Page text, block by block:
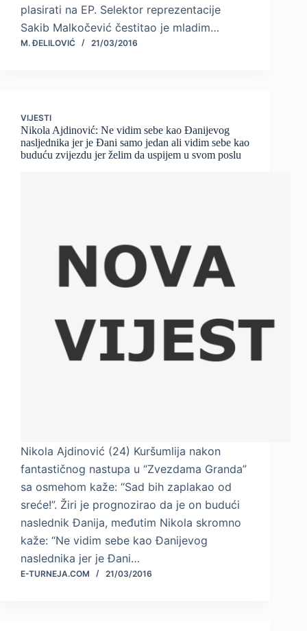
plasirati na EP. Selektor reprezentacije
Sakib Malkočević čestitao je mladim…
M. ĐELILOVIĆ 21/03/2016
VIJESTI
Nikola Ajdinović: Ne vidim sebe kao Đanijevog
nasljednika jer je Đani samo jedan ali vidim sebe kao
buduću zvijezdu jer želim da uspijem u svom poslu
Nikola Ajdinović (24) Kuršumlija nakon
fantastičnog nastupa u “Zvezdama Granda”
sa osmehom kaže: “Sad bih zaplakao od
sreće!”. Žiri je prognozirao da je on budući
naslednik Đanija, međutim Nikola skromno
kaže: “Ne vidim sebe kao Đanijevog
naslednika jer je Đani…
E-TURNEJA.COM 21/03/2016